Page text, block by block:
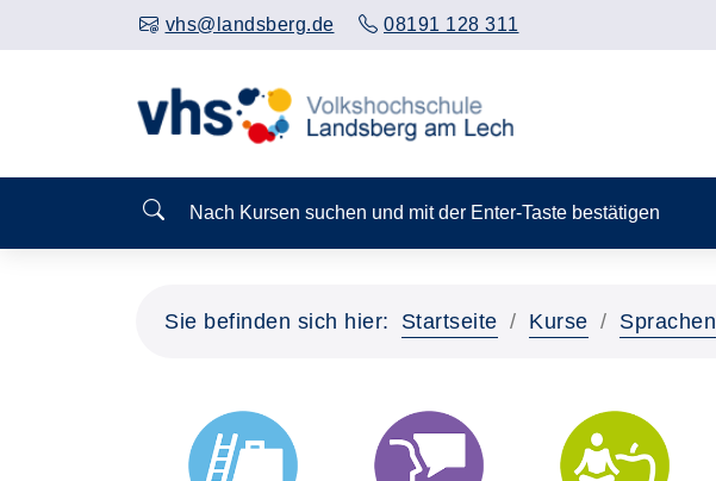
vhs@landsberg.de 08191 128 311
Nach Kursen suchen und mit der Enter-Taste bestätigen
Sie befinden sich hier: Startseite Kurse Sprachen